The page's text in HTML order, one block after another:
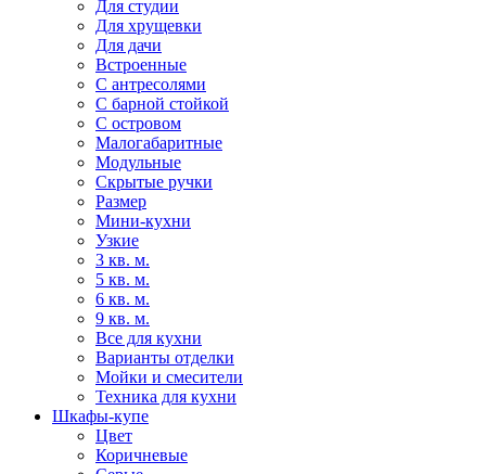
Для студии
Для хрущевки
Для дачи
Встроенные
С антресолями
С барной стойкой
С островом
Малогабаритные
Модульные
Скрытые ручки
Размер
Мини-кухни
Узкие
3 кв. м.
5 кв. м.
6 кв. м.
9 кв. м.
Все для кухни
Варианты отделки
Мойки и смесители
Техника для кухни
Шкафы-купе
Цвет
Коричневые